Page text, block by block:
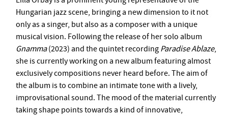
OPUS JAZZ CLUB
BMC RECORDS
MUSIC INFORMATION CENTER
BMC INTERNATIONAL CIMBALOM COMPETITION 2019
Hungarian jazz scene, bringing a new dimension to it not
only as a singer, but also as a composer with a unique
musical vision. Following the release of her solo album
Gnamma(2023) and the quintet recordingParadise Ablaze,
she is currently working on a new album featuring almost
exclusively compositions never heard before. The aim of
the album is to combine an intimate tone with a lively,
improvisational sound. The mood of the material currently
taking shape points towards a kind of innovative,